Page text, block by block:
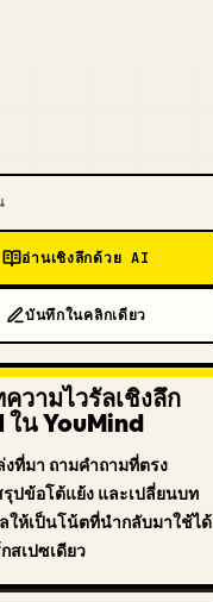
อ่านเชิงลึกด้วย AI
บันทึกในคลิกเดียว
วามไวรัลเชิงลึก
ใน YouMind
ที่มา ถามคำถามที่ตรง
รุปข้อโต้แย้ง และเปลี่ยนบท
ให้เป็นโน้ตที่นำกลับมาใช้ได้
สเปซเดียว